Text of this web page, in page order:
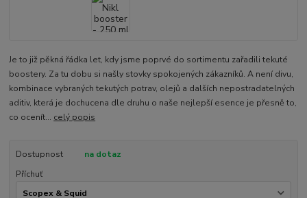
Je to již pěkná řádka let, kdy jsme poprvé do sortimentu zařadili tekuté
boostery. Za tu dobu si našly stovky spokojených zákazníků. A není divu,
kombinace vybraných tekutých potrav, olejů a dalších nepostradatelných
aditiv, která je dochucena dle druhu o naše nejlepší esence je přesně to,
co ocenít... celý popis
Dostupnost
na dotaz
Příchuť